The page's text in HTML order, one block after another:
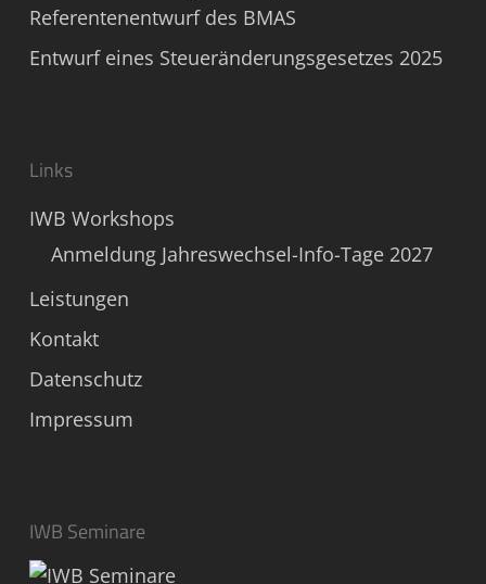
Referentenentwurf des BMAS
Entwurf eines Steueränderungsgesetzes 2025
Links
IWB Workshops
Anmeldung Jahreswechsel-Info-Tage 2027
Leistungen
Kontakt
Datenschutz
Impressum
IWB Seminare